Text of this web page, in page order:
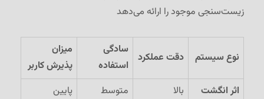
زیست‌سنجی موجود را ارائه می‌دهد
نوع سیستم دقت عملکرد
سادگی
استفاده
میزان
پذیرش کاربر
اثر انگشت
بالا متوسط
پایین